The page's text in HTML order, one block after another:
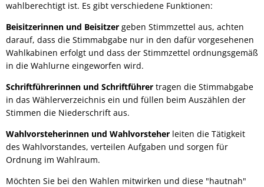
wahlberechtigt ist. Es gibt verschiedene Funktionen:
Beisitzerinnen und Beisitzer geben Stimmzettel aus, achten
darauf, dass die Stimmabgabe nur in den dafür vorgesehenen
Wahlkabinen erfolgt und dass der Stimmzettel ordnungsgemäß
in die Wahlurne eingeworfen wird.
Schriftführerinnen und Schriftführer tragen die Stimmabgabe
in das Wählerverzeichnis ein und füllen beim Auszählen der
Stimmen die Niederschrift aus.
Wahlvorsteherinnen und Wahlvorsteher leiten die Tätigkeit
des Wahlvorstandes, verteilen Aufgaben und sorgen für
Ordnung im Wahlraum.
Möchten Sie bei den Wahlen mitwirken und diese "hautnah"